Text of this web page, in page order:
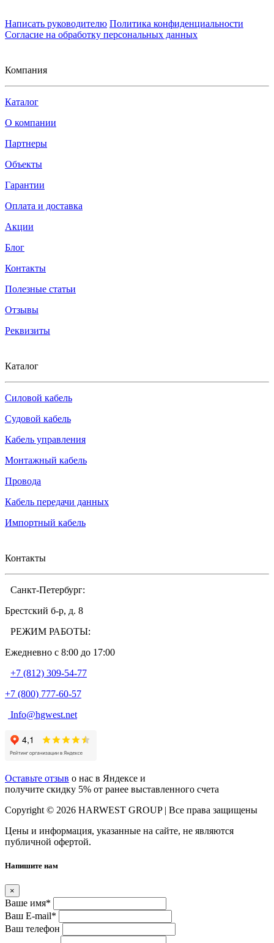
Написать руководителю Политика конфиденциальности
Согласие на обработку персональных данных
Компания
Каталог
О компании
Партнеры
Объекты
Гарантии
Оплата и доставка
Акции
Блог
Контакты
Полезные статьи
Отзывы
Реквизиты
Каталог
Силовой кабель
Судовой кабель
Кабель управления
Монтажный кабель
Провода
Кабель передачи данных
Импортный кабель
Контакты
Санкт-Петербург:
Брестский б-р, д. 8
РЕЖИМ РАБОТЫ:
Ежедневно c 8:00 до 17:00
+7 (812) 309-54-77
+7 (800) 777-60-57
Info@hgwest.net
Оставьте отзыв о нас в Яндексе и
получите скидку 5% от ранее выставленного счета
Copyright © 2026 HARWEST GROUP | Все права защищены
Цены и информация, указанные на сайте, не являются
публичной офертой.
Напишите нам
×
Ваше имя*
Ваш E-mail*
Ваш телефон